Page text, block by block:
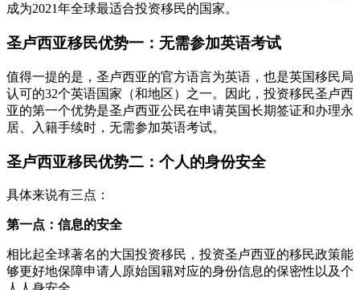
成为2021年全球最适合投资移民的国家。
圣卢西亚移民优势一：无需参加英语考试
值得一提的是，圣卢西亚的官方语言为英语，也是英国移民局
认可的32个英语国家（和地区）之一。因此，投资移民圣卢西
亚的第一个优势是圣卢西亚公民在申请英国长期签证和办理永
居、入籍手续时，无需参加英语考试。
圣卢西亚移民优势二：个人的身份安全
具体来说有三点：
第一点：信息的安全
相比起全球著名的大国投资移民，投资圣卢西亚的移民政策能
够更好地保障申请人原始国籍对应的身份信息的保密性以及个